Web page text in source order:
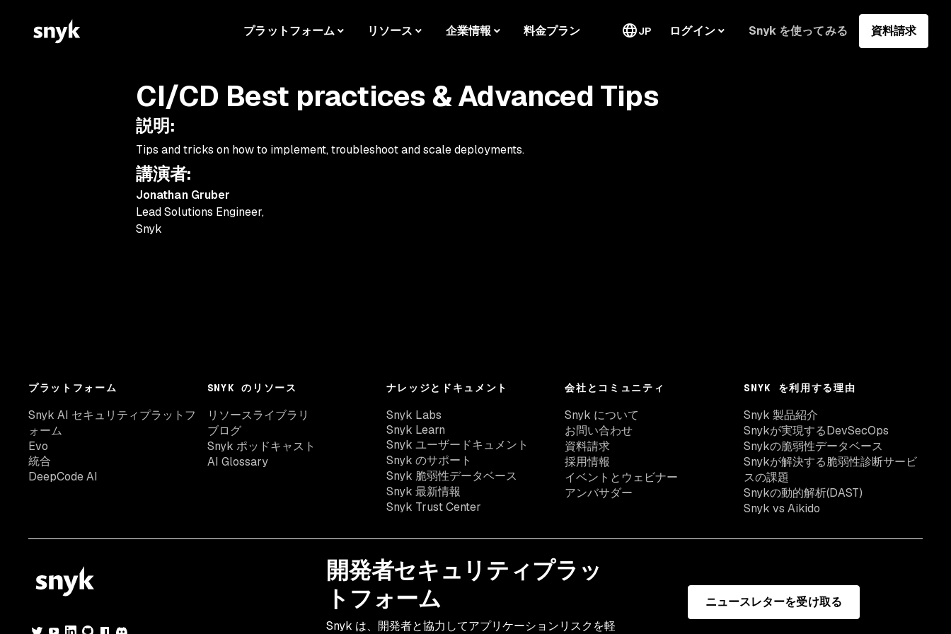
プラットフォーム リソース 企業情報 料金プラン JP ログイン Snyk を使ってみる 資料請求
CI/CD Best practices & Advanced Tips
説明:
Tips and tricks on how to implement, troubleshoot and scale deployments.
講演者:
Jonathan Gruber
Lead Solutions Engineer,
Snyk
プラットフォーム
Snyk AI セキュリティプラットフ
ォーム
Evo
統合
DeepCode AI
SNYK のリソース
リソースライブラリ
ブログ
Snyk ポッドキャスト
AI Glossary
ナレッジとドキュメント
Snyk Labs
Snyk Learn
Snyk ユーザードキュメント
Snyk のサポート
Snyk 脆弱性データベース
Snyk 最新情報
Snyk Trust Center
会社とコミュニティ
Snyk について
お問い合わせ
資料請求
採用情報
イベントとウェビナー
アンバサダー
SNYK を利用する理由
Snyk 製品紹介
Snykが実現するDevSecOps
Snykの脆弱性データベース
Snykが解決する脆弱性診断サービ
スの課題
Snykの動的解析(DAST)
Snyk vs Aikido
開発者セキュリティプラッ
トフォーム
Snyk は、開発者と協力してアプリケーションリスクを軽
ニュースレターを受け取る